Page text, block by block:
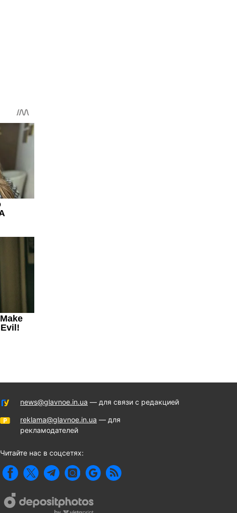
news@glavnoe.in.ua — для связи с редакцией
reklama@glavnoe.in.ua — для
рекламодателей
Читайте нас в соцсетях: